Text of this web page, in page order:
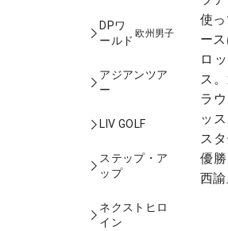
DPワ
ールド
欧州男子
アジアンツア
ー
LIV GOLF
ステップ・ア
ップ
ネクストヒロ
イン
使
ー
ロ
ス
ラ
ッ
ス
優
西